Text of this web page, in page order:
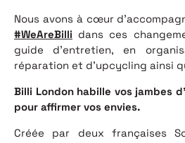
Nous avons à cœur
#WeAreBilli dans ces
guide d’entretien, en
réparation et d’upcycling ainsi
Billi London habille vos jambes
pour affirmer vos envies.
Créée par deux françaises